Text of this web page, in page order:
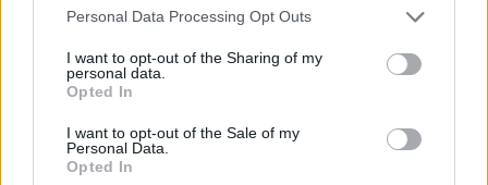
Personal Data Processing Opt Outs
I want to opt-out of the Sharing of my
personal data.
Opted In
I want to opt-out of the Sale of my
Personal Data.
Opted In
ΣΤΗΝ ΙΔΙΑ ΚΑΤΗΓΟΡΙΑ
Ουκρανία: Βίντεο σοκ με
«busification»